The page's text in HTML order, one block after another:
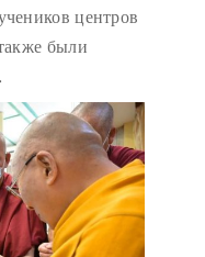
центров
были